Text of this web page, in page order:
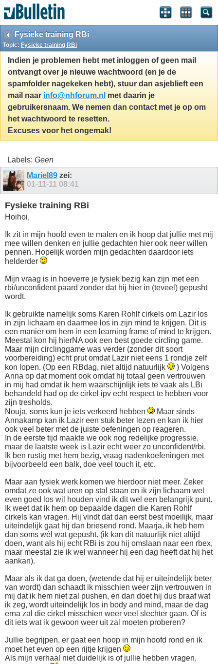
Fysieke training RBi
Topic: Fysieke training RBi
Indien je problemen hebt met inloggen of geen mail
ontvangt over je nieuwe wachtwoord (en je de
spamfolder nagekeken hebt), stuur dan asjeblieft een
mail naar info@nhforum.nl met daarin je
gebruikersnaam. We nemen dan contact met je op om
het wachtwoord te resetten.
Excuses voor het ongemak!
Labels: Geen
Mariel89 zei:
01-11-11 08:41
Fysieke training RBi
Hoihoi,
Ik zit in mijn hoofd even te malen en ik hoop dat jullie met mij
mee willen denken en jullie gedachten hier ook neer willen
pennen. Hopelijk worden mijn gedachten daardoor iets
helderder
Mijn vraag is in hoeverre je fysiek bezig kan zijn met een
rbi/unconfident paard zonder dat hij hier in (teveel) gepusht
wordt.
Ik gebruikte namelijk soms Karen Rohlf cirkels om Lazir los
in zijn lichaam en daarmee los in zijn mind te krijgen. Dit is
een manier om hem in een learning frame of mind te krijgen.
Meestal kon hij hierNA ook een best goede circling game.
Maar mijn circlinggame was verder (zonder dit soort
voorbereiding) echt prut omdat Lazir niet eens 1 rondje zelf
kon lopen. (Op een RBdag, niet altijd natuurlijk
) Volgens
Anna op dat moment ook omdat hij totaal geen vertrouwen
in mij had omdat ik hem waarschijnlijk iets te vaak als LBi
behandeld had op de cirkel ipv echt respect te hebben voor
zijn tresholds.
Nouja, soms kun je iets verkeerd hebben
Maar sinds
Annakamp kan ik Lazir een stuk beter lezen en kan ik hier
ook veel beter met de juiste oefeningen op reageren.
In de eerste tijd maakte we ook nog redelijke progressie,
maar de laatste week is Lazir echt weer zo unconfident/rbi.
Ik ben rustig met hem bezig, vraag nadenkoefeningen met
bijvoorbeeld een balk, doe veel touch it, etc.
Maar aan fysiek werk komen we hierdoor niet meer. Zeker
omdat ze ook wat uren op stal staan en ik zijn lichaam wel
even goed los wil houden vind ik dit wel een belangrijk punt.
Ik weet dat ik hem op bepaalde dagen die Karen Rohlf
cirkels kan vragen. Hij vindt dat dan eerst best moeilijk, maar
uiteindelijk gaat hij dan briesend rond. Maarja, ik heb hem
dan soms wél wat gepusht. (ik kan dit natuurlijk niet altijd
doen, want als hij echt RBi is zou hij omslaan naar een rbex,
maar meestal zie ik wel wanneer hij een dag heeft dat hij het
aankan).
Maar als ik dat ga doen, (wetende dat hij er uiteindelijk beter
van wordt) dan schaadt ik misschien weer zijn vertrouwen in
mij dat ik hem niet zal pushen, en dan doet hij dus braaf wat
ik zeg, wordt uiteindelijk los in body and mind, maar de dag
erna zal die cirkel misschien weer veel slechter gaan. Of is
dit iets wat ik gewoon weer uit zal moeten proberen?
Jullie begrijpen, er gaat een hoop in mijn hoofd rond en ik
moet het even op een rijtje krijgen
Als mijn verhaal niet duidelijk is of jullie hebben vragen,